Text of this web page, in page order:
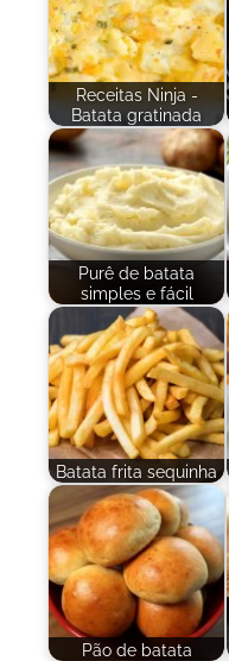
Receitas Ninja -
Batata gratinada
Purê de batata
simples e fácil
Batata frita sequinha
Pão de batata